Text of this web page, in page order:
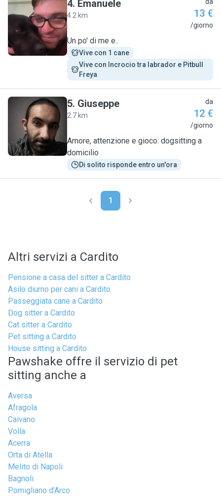
E
4. Emanuele
4.2 km 13 €
/giorno
Un po' di me e..
Vive con 1 cane
Vive con Incrocio tra labrador e Pitbull
Freya
G
5. Giuseppe
2.7 km
da
12 €
/giorno
Amore, attenzione e gioco: dogsitting a
domicilio
Di solito risponde entro un'ora
1
Altri servizi a Cardito
Pensione a casa del sitter a Cardito
Asilo diurno per cani a Cardito
Passeggiata cane a Cardito
Dog sitter a Cardito
Cat sitter a Cardito
Pet sitting a Cardito
House sitting a Cardito
Pawshake offre il servizio di pet
sitting anche a
Aversa
Afragola
Caivano
Volla
Acerra
Orta di Atella
Melito di Napoli
Bagnoli
Pomigliano d'Arco